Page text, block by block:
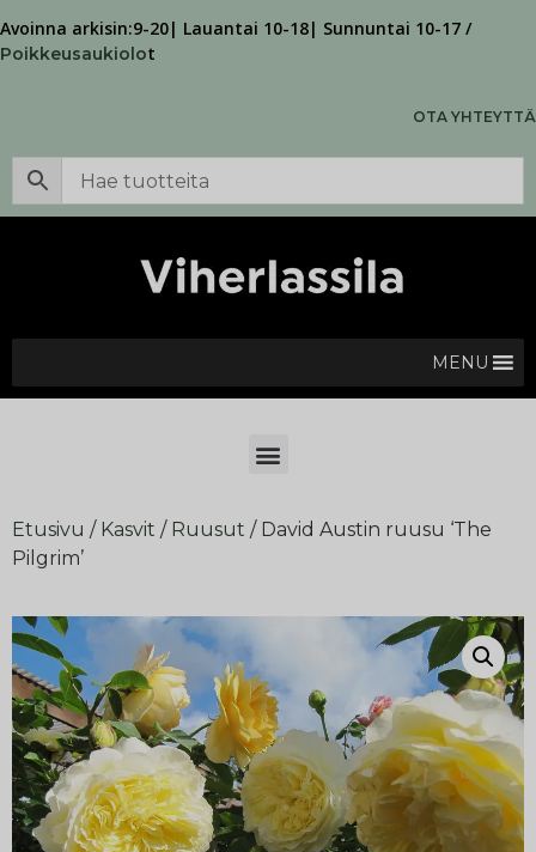
Avoinna arkisin:9-20| Lauantai 10-18| Sunnuntai 10-17 /
Poikkeusaukiolot
OTA YHTEYTTÄ
MENU
Etusivu / Kasvit / Ruusut / David Austin ruusu ‘The
Pilgrim’